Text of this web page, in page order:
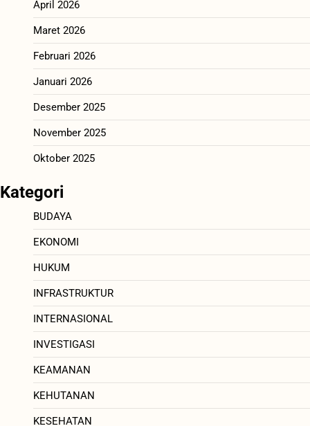
April 2026
Maret 2026
Februari 2026
Januari 2026
Desember 2025
November 2025
Oktober 2025
Kategori
BUDAYA
EKONOMI
HUKUM
INFRASTRUKTUR
INTERNASIONAL
INVESTIGASI
KEAMANAN
KEHUTANAN
KESEHATAN